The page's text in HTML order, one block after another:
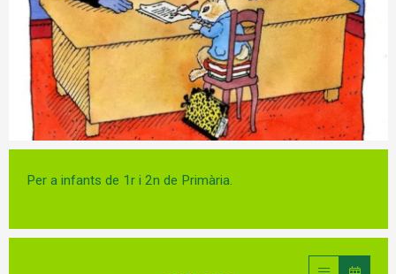
Diapositiva 1 de 1
Per a infants de 1r i 2n de Primària.